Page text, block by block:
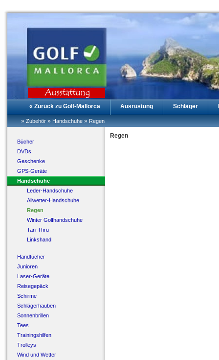
« Zurück zu Golf-Mallorca Ausrüstung Schläger
» Zubehör » Handschuhe » Regen
Bücher
DVDs
Geschenke
GPS-Geräte
Handschuhe
Leder-Handschuhe
Allwetter-Handschuhe
Regen
Winter Golfhandschuhe
Tan-Thru
Linkshand
Handtücher
Junioren
Laser-Geräte
Reisegepäck
Schirme
Schlägerhauben
Sonnenbrillen
Tees
Trainingshilfen
Trolleys
Wind und Wetter
Regen